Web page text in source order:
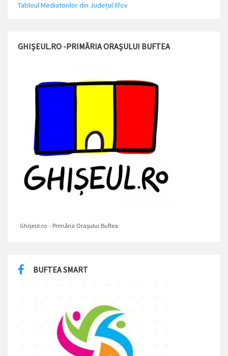
Tabloul Mediatorilor din Județul Ilfov
GHIȘEUL.RO -PRIMĂRIA ORAȘULUI BUFTEA
Ghișeul.ro - Primăria Orașului Buftea
BUFTEA SMART